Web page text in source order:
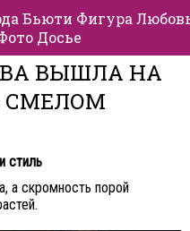
Бьюти Фигура
Досье
ВЫШЛА НА
СМЕЛОМ
стиль
а скромность порой